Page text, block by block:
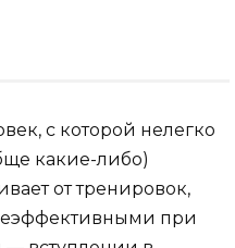
с которой нелегко
какие-либо)
от тренировок,
при